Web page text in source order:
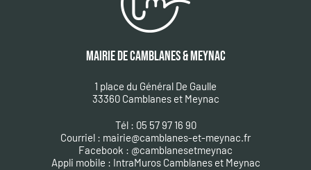
MAIRIE DE CAMBLANES & MEYNAC
1 place du Général De Gaulle
33360 Camblanes et Meynac
Tél : 05 57 97 16 90
Courriel : mairie@camblanes-et-meynac.fr
Facebook : @camblanesetmeynac
Appli mobile : IntraMuros Camblanes et Meynac